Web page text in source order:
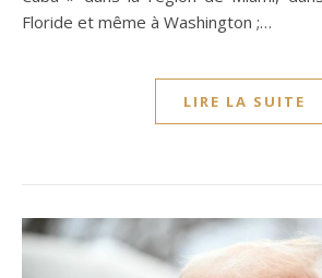
Floride et même à Washington ;…
LIRE LA SUITE